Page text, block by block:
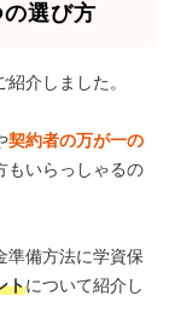
選び方
介しました。
契約者の万が一の
もいらっしゃるの
準備方法に学資保
トについて紹介し